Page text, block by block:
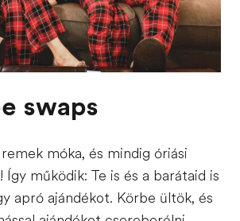
swaps
móka, és mindig óriási
Így működik: Te is és a barátaid is
apró ajándékot. Körbe ültök, és